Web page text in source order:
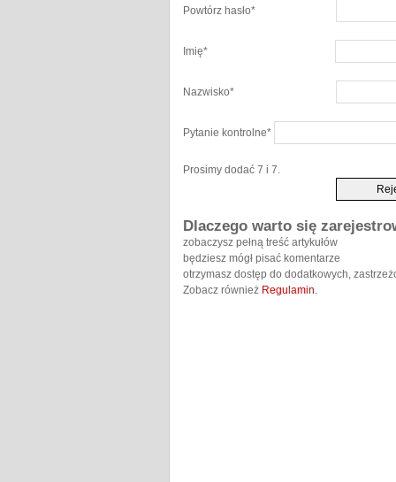
Powtórz hasło*
Imię*
Nazwisko*
Pytanie kontrolne*
Prosimy dodać 7 i 7.
Dlaczego warto się
zobaczysz pełną treść artykułów
będziesz mógł pisać komentarze
otrzymasz dostęp do dodatkowych,
Zobacz również Regulamin.